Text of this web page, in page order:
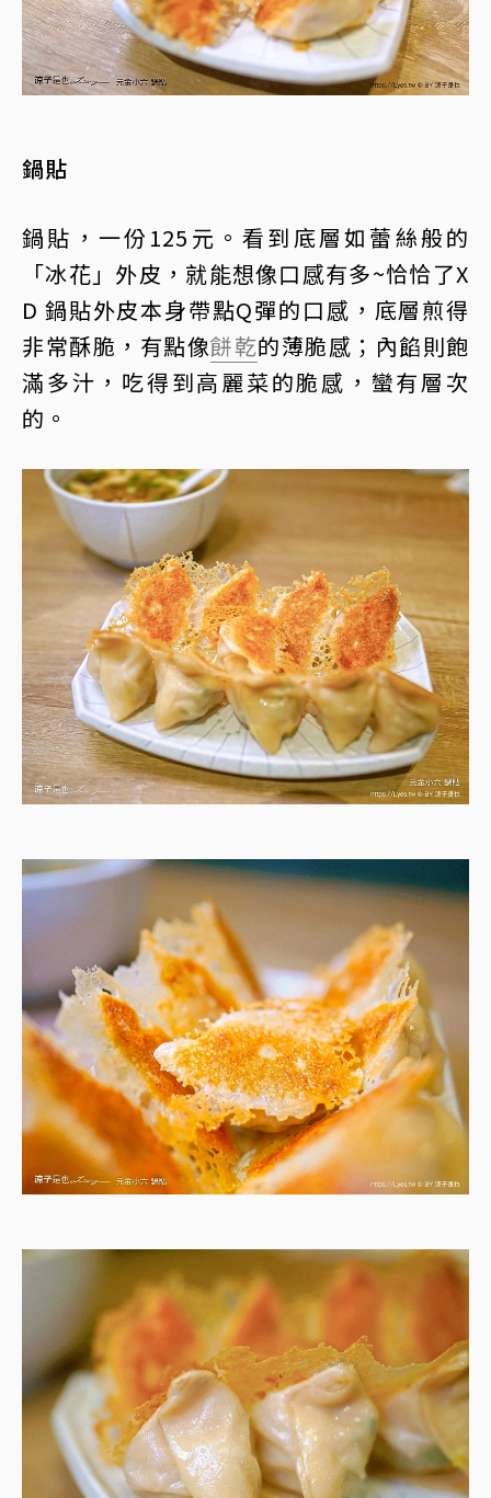
鍋貼
鍋貼，一份125元。看到底層如蕾絲般的
「冰花」外皮，就能想像口感有多~恰恰了X
D 鍋貼外皮本身帶點Q彈的口感，底層煎得
非常酥脆，有點像餅乾的薄脆感；內餡則飽
滿多汁，吃得到高麗菜的脆感，蠻有層次
的。